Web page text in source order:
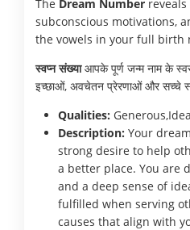
The Dream Number
subconscious motivations,
the vowels in your full birth
स्वप्न संख्याआपके पूर्ण जन्म नाम के
इच्छाओं, अवचेतन प्रेरणाओं और सच्चे
Qualities:
Description: Your
strong desire to help
a better place. You are
and a deep sense of
fulfilled when serving
causes that align with